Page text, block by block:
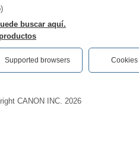
buscar aquí.
Supported browsers Cookies
CANON INC. 2026